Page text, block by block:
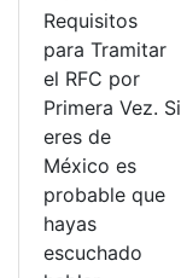
Requisitos
para Tramitar
el RFC por
Primera Vez. Si
eres de
México es
probable que
hayas
escuchado